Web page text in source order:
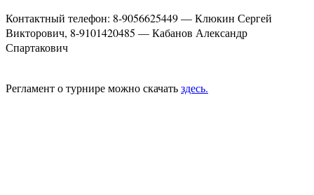
Контактный телефон: 8-9056625449 — Клюкин Сергей
Викторович, 8-9101420485 — Кабанов Александр
Спартакович
Регламент о турнире можно скачатьздесь.